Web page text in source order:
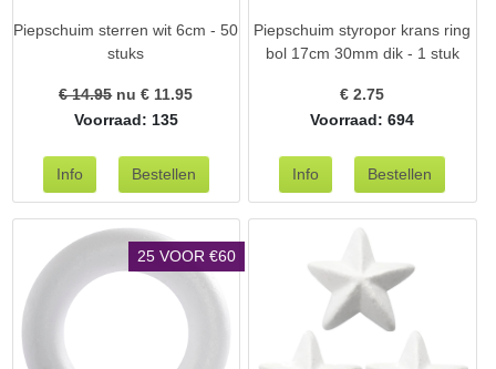
Piepschuim sterren wit 6cm - 50
stuks
€ 14.95nu € 11.95
Voorraad: 135
Piepschuim styropor krans ring
bol 17cm 30mm dik - 1 stuk
€2.75
Voorraad: 694
25 VOOR €60